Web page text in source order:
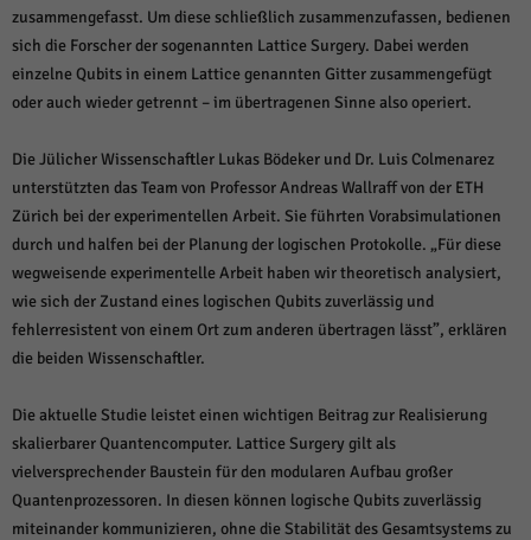
zusammengefasst. Um diese schließlich zusammenzufassen, bedienen
sich die Forscher der sogenannten Lattice Surgery. Dabei werden
einzelne Qubits in einem Lattice genannten Gitter zusammengefügt
oder auch wieder getrennt – im übertragenen Sinne also operiert.
Die Jülicher Wissenschaftler Lukas Bödeker und Dr. Luis Colmenarez
unterstützten das Team von Professor Andreas Wallraff von der ETH
Zürich bei der experimentellen Arbeit. Sie führten Vorabsimulationen
durch und halfen bei der Planung der logischen Protokolle. „Für diese
wegweisende experimentelle Arbeit haben wir theoretisch analysiert,
wie sich der Zustand eines logischen Qubits zuverlässig und
fehlerresistent von einem Ort zum anderen übertragen lässt”, erklären
die beiden Wissenschaftler.
Die aktuelle Studie leistet einen wichtigen Beitrag zur Realisierung
skalierbarer Quantencomputer. Lattice Surgery gilt als
vielversprechender Baustein für den modularen Aufbau großer
Quantenprozessoren. In diesen können logische Qubits zuverlässig
miteinander kommunizieren, ohne die Stabilität des Gesamtsystems zu